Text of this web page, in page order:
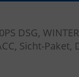
DSG,
Sicht-Paket,